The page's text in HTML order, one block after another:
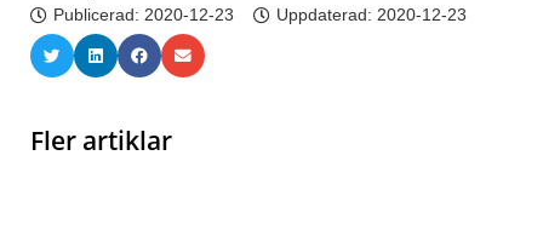
Publicerad: 2020-12-23 Uppdaterad: 2020-12-23
Fler artiklar